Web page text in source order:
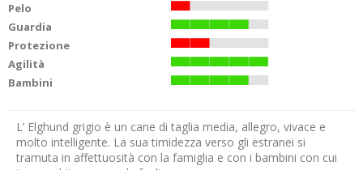
Pelo
Guardia
Protezione
Agilità
Bambini
L’ Elghund grigio è un cane di taglia media, allegro, vivace e
molto intelligente. La sua timidezza verso gli estranei si
tramuta in affettuosità con la famiglia e con i bambini con cui